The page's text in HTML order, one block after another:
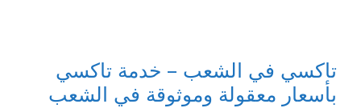
تاكسي في الشعب – خدمة تاكسي
بأسعار معقولة وموثوقة في الشعب